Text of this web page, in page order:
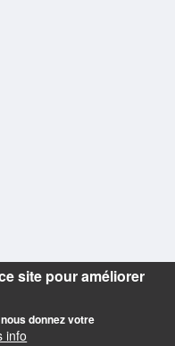
site pour améliorer
donnez votre
info